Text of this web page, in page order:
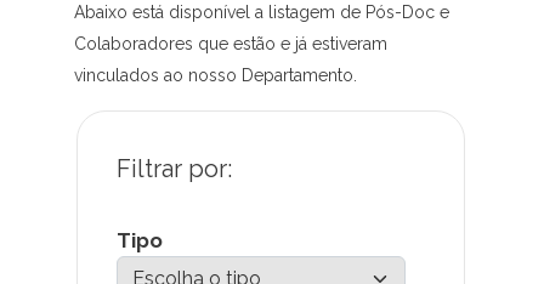
Abaixo está disponível a listagem de Pós-Doc e
Colaboradores que estão e já estiveram
vinculados ao nosso Departamento.
Tipo